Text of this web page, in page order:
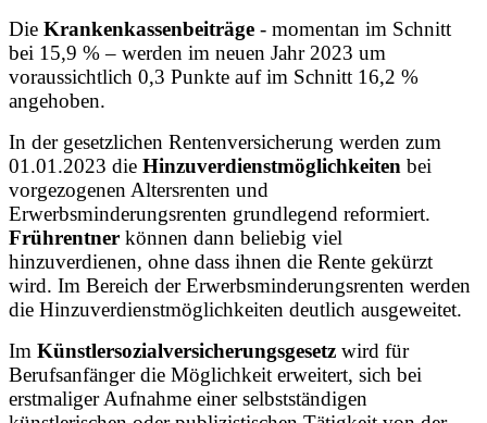
Die Krankenkassenbeiträge - momentan im Schnitt
bei 15,9 % – werden im neuen Jahr 2023 um
voraussichtlich 0,3 Punkte auf im Schnitt 16,2 %
angehoben.
In der gesetzlichen Rentenversicherung werden zum
01.01.2023 die Hinzuverdienstmöglichkeiten bei
vorgezogenen Altersrenten und
Erwerbsminderungsrenten grundlegend reformiert.
Frührentner können dann beliebig viel
hinzuverdienen, ohne dass ihnen die Rente gekürzt
wird. Im Bereich der Erwerbsminderungsrenten werden
die Hinzuverdienstmöglichkeiten deutlich ausgeweitet.
Im Künstlersozialversicherungsgesetz wird für
Berufsanfänger die Möglichkeit erweitert, sich bei
erstmaliger Aufnahme einer selbstständigen